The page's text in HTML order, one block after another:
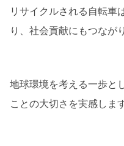
リサイクルされる自転車
り、社会貢献にもつなが
地球環境を考える一歩と
ことの大切さを実感します